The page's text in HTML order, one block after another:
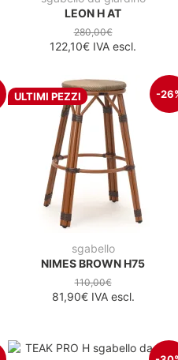
LEON H AT
280,00€
122,10€ IVA escl.
ULTIMI PEZZI -
sgabello
NIMES BROWN H75
110,00€
81,90€IVA escl.